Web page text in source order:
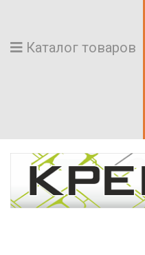
Каталог товаров